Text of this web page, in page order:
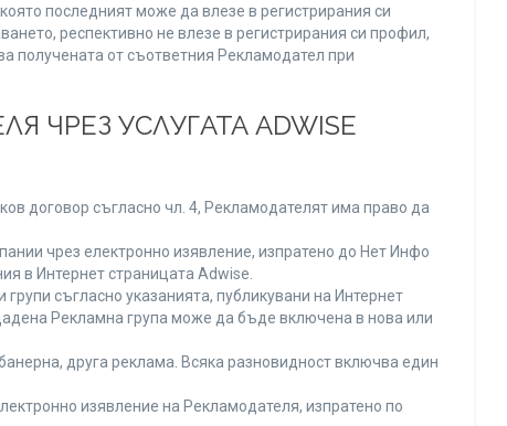
последният може да влезе в регистрирания си
респективно не влезе в регистрирания си профил,
получената от съответния Рекламодател при
ЧРЕЗ УСЛУГАТА ADWISE
договор съгласно чл. 4, Рекламодателят има право да
чрез електронно изявление, изпратено до Нет Инфо
в Интернет страницата Adwise.
съгласно указанията, публикувани на Интернет
Рекламна група може да бъде включена в нова или
друга реклама. Всяка разновидност включва един
изявление на Рекламодателя, изпратено по